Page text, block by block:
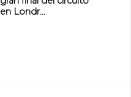
en Londr...